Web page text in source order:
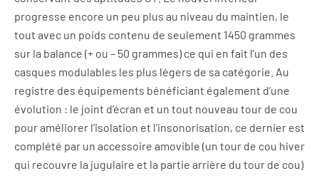
progresse encore un peu plus au niveau du maintien, le
tout avec un poids contenu de seulement 1450 grammes
sur la balance (+ ou – 50 grammes) ce qui en fait l’un des
casques modulables les plus légers de sa catégorie. Au
registre des équipements bénéficiant également d’une
évolution : le joint d’écran et un tout nouveau tour de cou
pour améliorer l’isolation et l’insonorisation, ce dernier est
complété par un accessoire amovible (un tour de cou hiver
qui recouvre la jugulaire et la partie arrière du tour de cou)